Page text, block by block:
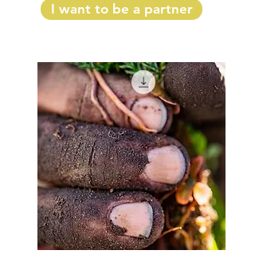
I want to be a partner